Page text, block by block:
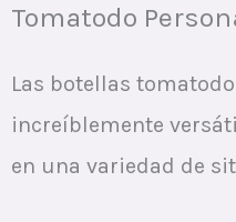
Tomatodo
Las botellas
increíblemente
en una variedad de